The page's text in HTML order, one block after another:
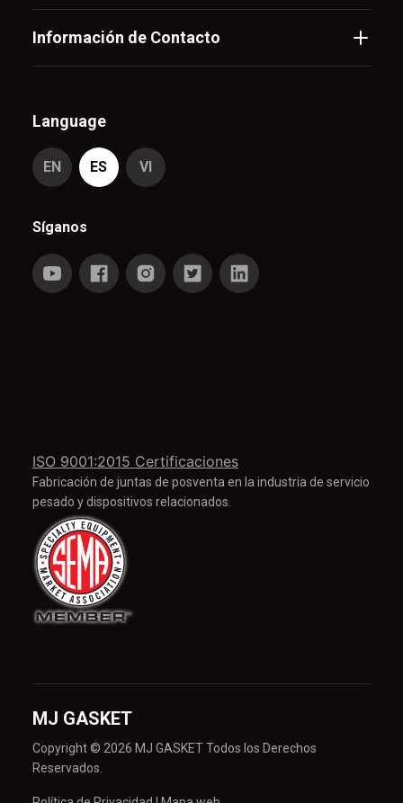
Información de Contacto
ISO 9001:2015 Certificaciones
Fabricación de juntas de posventa en la industria de servicio
pesado y dispositivos relacionados.
Language
EN ES VI
Síganos
MJ GASKET
Copyright © 2026 MJ GASKET Todos los Derechos
Reservados.